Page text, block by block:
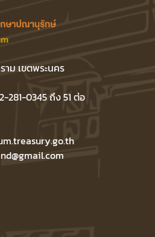
ม เขตพระนคร
281-0345 ถึง 51 ต่อ